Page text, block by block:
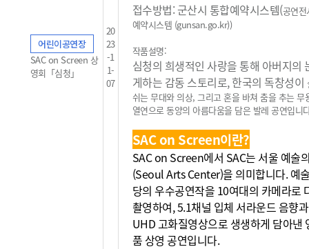
어린이공연장
SAC on Screen 상
영회「심청」
20
23
-1
1-
07
접수방법: 군산시 통합예약시스템(공연
예약시스템 (gunsan.go.kr))
작품설명:
심청의 희생적인 사랑을 통해 아버지의
게하는 감동 스토리로, 한국의 독창성이
쉬는 무대와 의상, 그리고 혼을 바쳐 춤을 추는 무
열연으로 동양의 아름다움을 담은 발레 공연입니
SAC on Screen이란?
SAC on Screen에서 SAC는 서울 예술
(Seoul Arts Center)을 의미합니다. 예
당의 우수공연작을 10여대의 카메라로
촬영하여, 5.1채널 입체 서라운드 음향
UHD 고화질영상으로 생생하게 담아낸
품 상영 공연입니다.